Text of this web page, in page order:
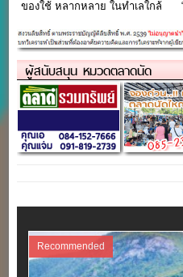
ของใช้ หลากหลาย ในทำเลใกล้
ผู้สนับสนุน หมวดตลาดนัด
Recommended